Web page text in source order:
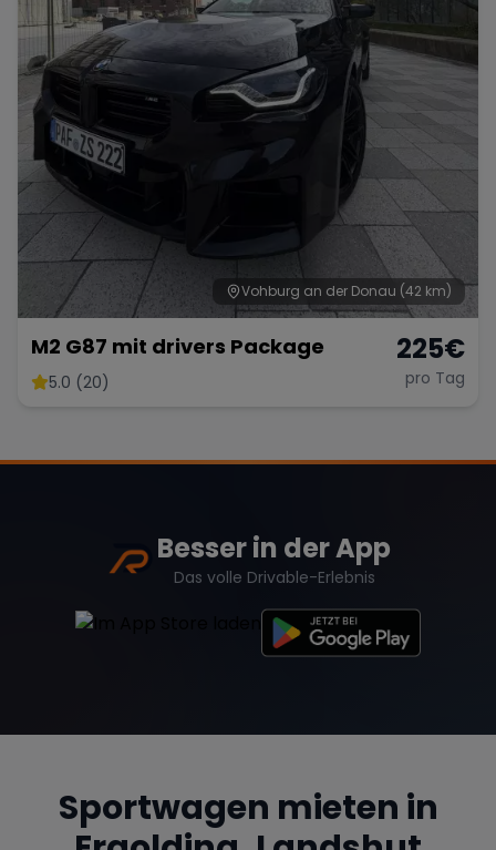
Vohburg an der Donau (42 km)
M2 G87 mit drivers Package
5.0 (20)
225€
pro Tag
Besser in der App
Das volle Drivable-Erlebnis
Sportwagen mieten in